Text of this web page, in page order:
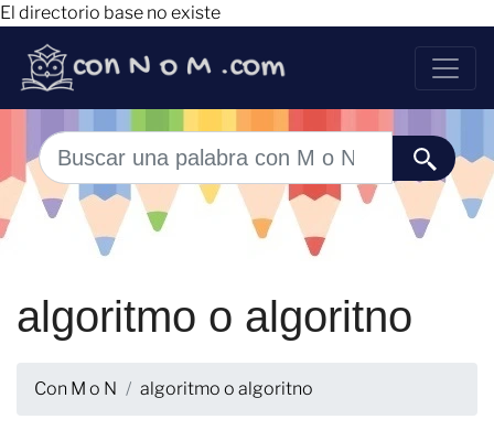
El directorio base no existe
algoritmo o algoritno
Con M o N algoritmo o algoritno